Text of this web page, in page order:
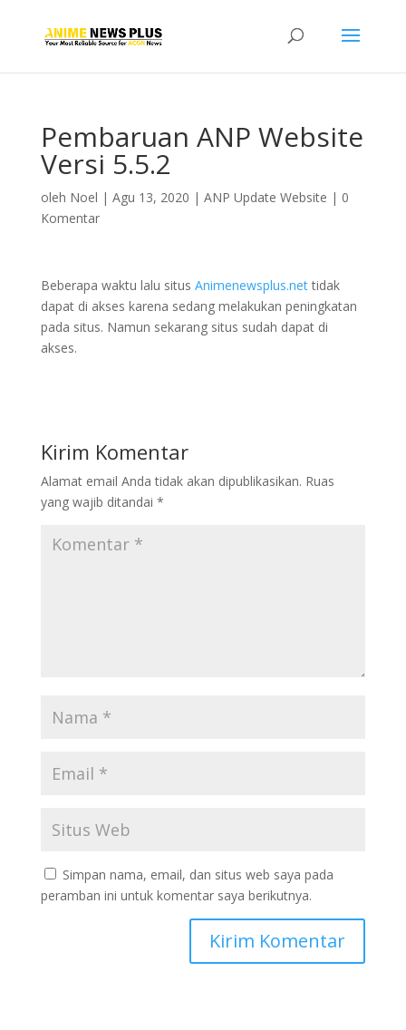
Pembaruan ANP Website
Versi 5.5.2
oleh Noel | Agu 13, 2020 | ANP Update Website | 0
Komentar
Beberapa waktu lalu situs Animenewsplus.nettidak
dapat di akses karena sedang melakukan peningkatan
pada situs. Namun sekarang situs sudah dapat di
akses.
Kirim Komentar
Alamat email Anda tidak akan dipublikasikan. Ruas
yang wajib ditandai *
Simpan nama, email, dan situs web saya pada
peramban ini untuk komentar saya berikutnya.